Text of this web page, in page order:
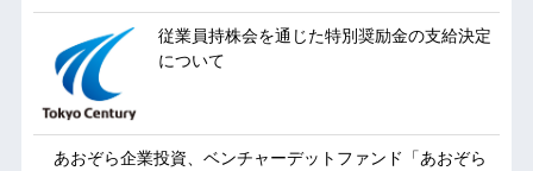
従業員持株会を通じた特別奨励金の支給決定
について
あおぞら企業投資、ベンチャーデットファンド「あおぞら